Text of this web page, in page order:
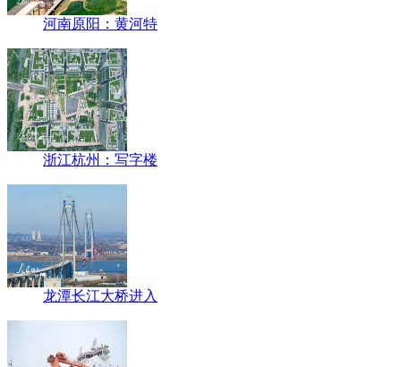
河南原阳：黄河特
浙江杭州：写字楼
龙潭长江大桥进入